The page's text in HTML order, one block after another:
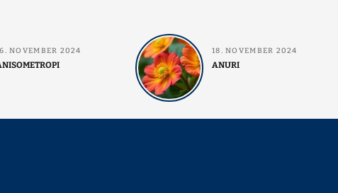
NOVEMBER 2024 18. NOVEMBER 2024
ANURI